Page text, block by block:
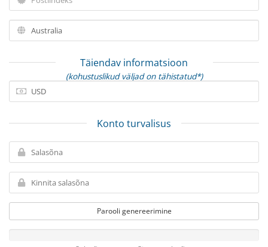
Täiendav informatsioon
(kohustuslikud väljad on tähistatud*)
Konto turvalisus
Parooli genereerimine